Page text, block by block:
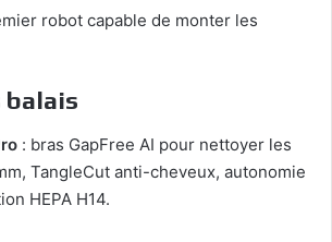
robot capable de monter les
: bras GapFree AI pour nettoyer les
TangleCut anti-cheveux, autonomie
HEPA H14.